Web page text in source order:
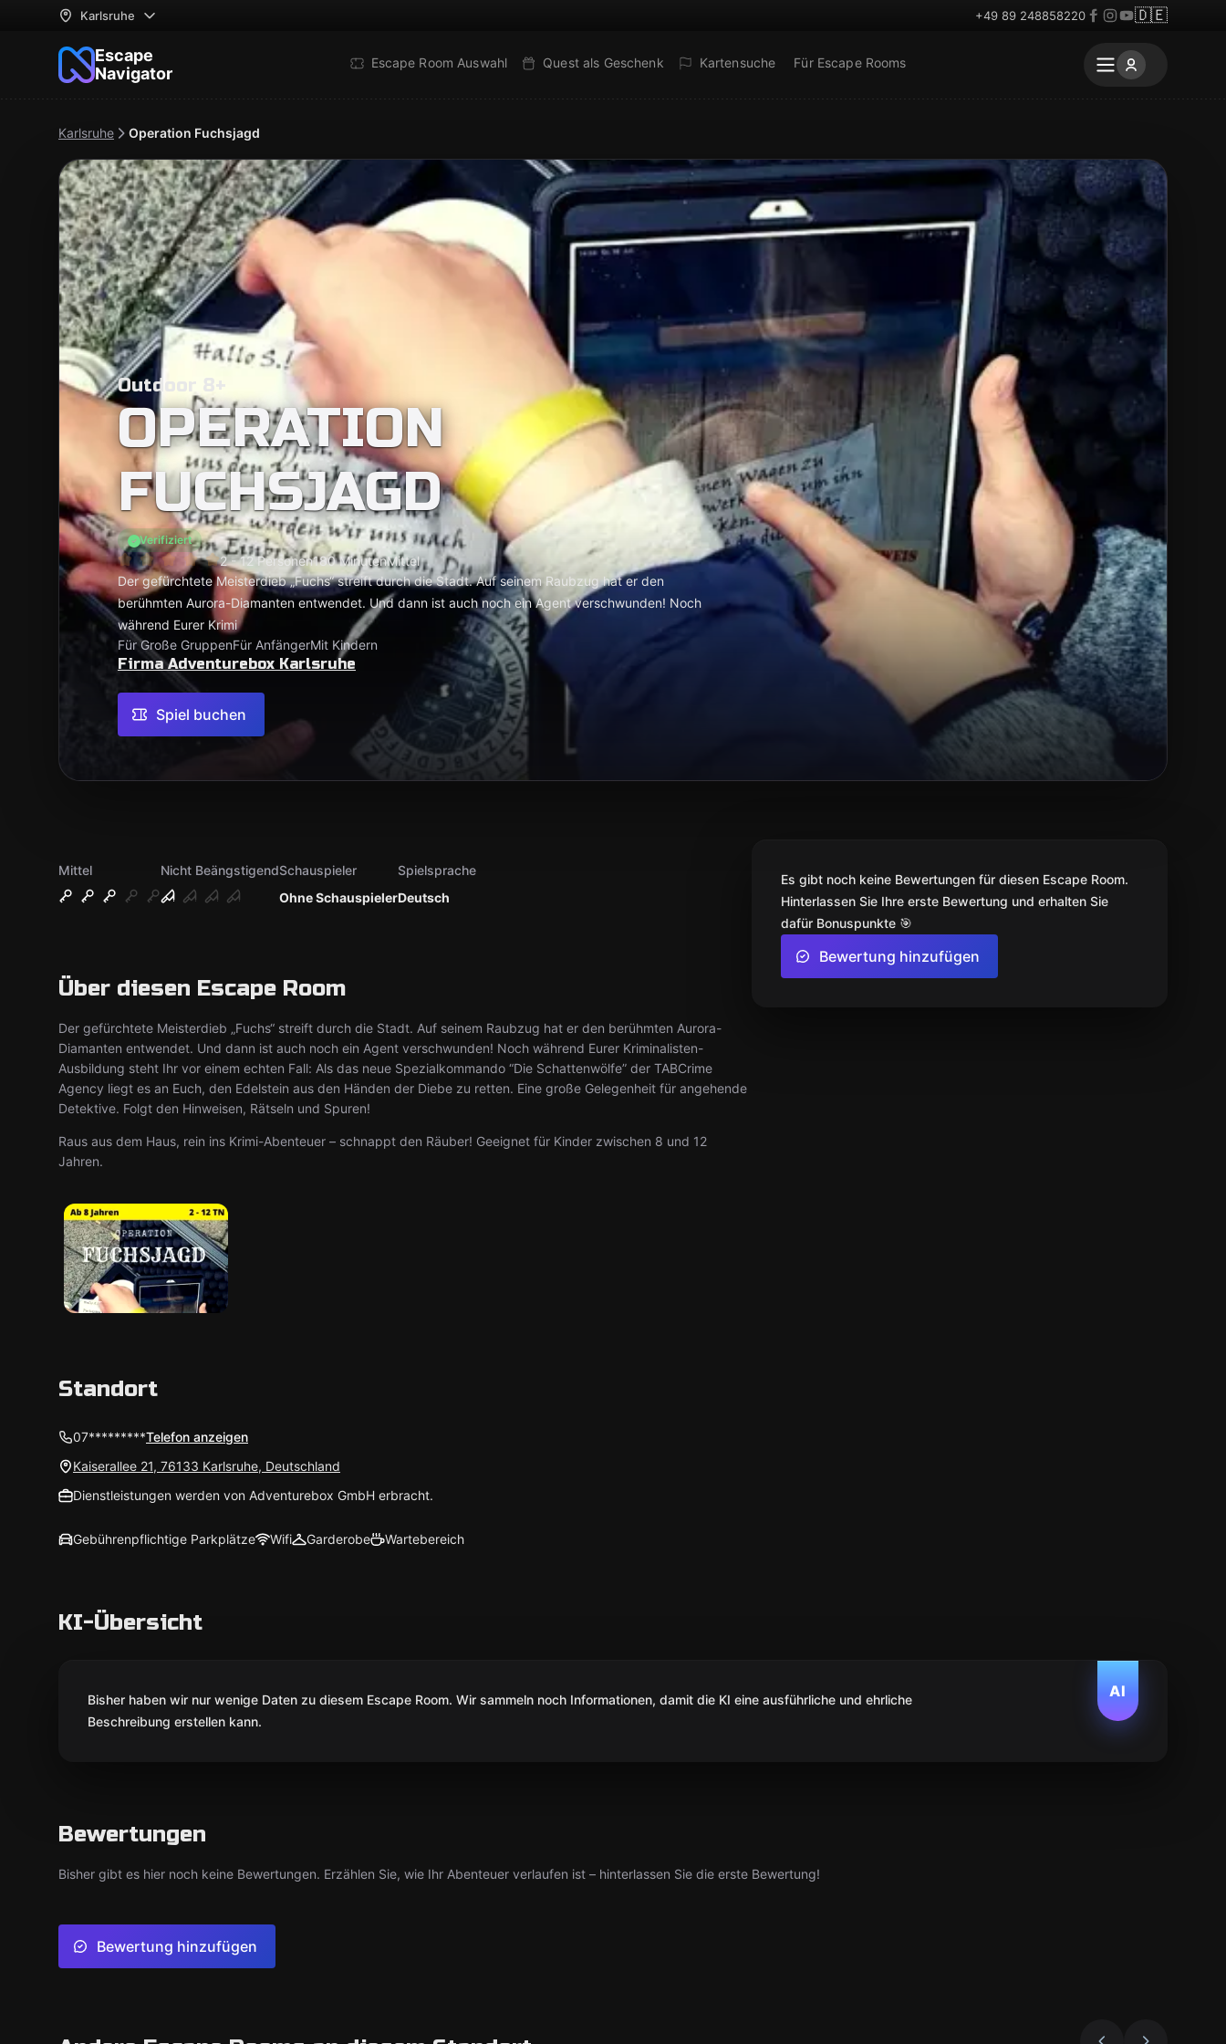
Karlsruhe +49 89 248858220 🇩🇪
Escape
Navigator
Escape Room Auswahl Quest als Geschenk Kartensuche Für Escape Rooms
Karlsruhe Operation Fuchsjagd
Outdoor 8+
OPERATION
FUCHSJAGD
Verifiziert
2 - 12 Personen180 MinutenMittel
Der gefürchtete Meisterdieb „Fuchs“ streift durch die Stadt. Auf seinem Raubzug hat er den
berühmten Aurora-Diamanten entwendet. Und dann ist auch noch ein Agent verschwunden! Noch
während Eurer Krimi
Für Große GruppenFür AnfängerMit Kindern
Firma Adventurebox Karlsruhe
Spiel buchen
Mittel
Nicht Beängstigend
Ohne Schauspieler
Schauspieler
Deutsch
Spielsprache
Über diesen Escape Room
Der gefürchtete Meisterdieb „Fuchs“ streift durch die Stadt. Auf seinem Raubzug hat er den berühmten Aurora-
Diamanten entwendet. Und dann ist auch noch ein Agent verschwunden! Noch während Eurer Kriminalisten-
Ausbildung steht Ihr vor einem echten Fall: Als das neue Spezialkommando “Die Schattenwölfe” der TABCrime
Agency liegt es an Euch, den Edelstein aus den Händen der Diebe zu retten. Eine große Gelegenheit für angehende
Detektive. Folgt den Hinweisen, Rätseln und Spuren!
Raus aus dem Haus, rein ins Krimi-Abenteuer – schnappt den Räuber! Geeignet für Kinder zwischen 8 und 12
Jahren.
Es gibt noch keine Bewertungen für diesen Escape Room.
Hinterlassen Sie Ihre erste Bewertung und erhalten Sie
dafür Bonuspunkte 🎯
Bewertung hinzufügen
Standort
07*********Telefon anzeigen
Kaiserallee 21, 76133 Karlsruhe, Deutschland
Dienstleistungen werden von Adventurebox GmbH erbracht.
Gebührenpflichtige Parkplätze Wifi Garderobe Wartebereich
KI-Übersicht
AI
Bisher haben wir nur wenige Daten zu diesem Escape Room. Wir sammeln noch Informationen, damit die KI eine ausführliche und ehrliche
Beschreibung erstellen kann.
Bewertungen
Bisher gibt es hier noch keine Bewertungen. Erzählen Sie, wie Ihr Abenteuer verlaufen ist – hinterlassen Sie die erste Bewertung!
Bewertung hinzufügen